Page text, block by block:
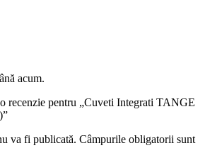
acum.
recenzie pentru „Cuveti Integrati TANGE
va fi publicată. Câmpurile obligatorii sunt